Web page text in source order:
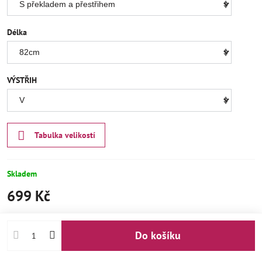
Délka
VÝSTŘIH
Tabulka velikostí
Skladem
699 Kč
Do košíku